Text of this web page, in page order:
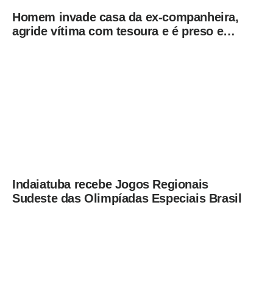
Homem invade casa da ex-companheira,
agride vítima com tesoura e é preso em
Indaiatuba recebe Jogos Regionais
Sudeste das Olimpíadas Especiais Brasil